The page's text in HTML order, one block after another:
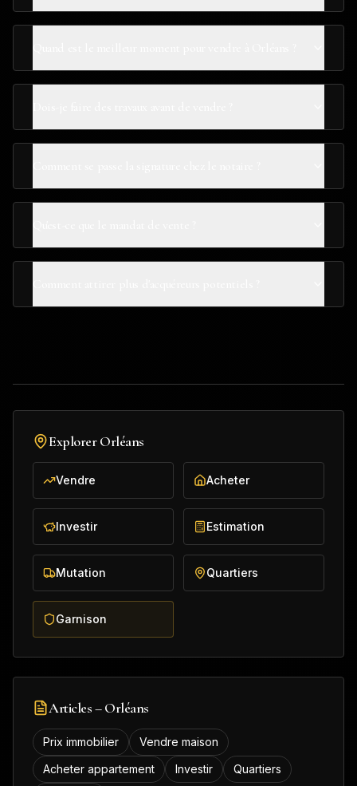
ExplorerOrléans
Vendre Acheter
Investir Estimation
Mutation Quartiers
Garnison
Articles –Orléans
Prix immobilier
Vendre maison
Acheter appartement
Investir
Quartiers